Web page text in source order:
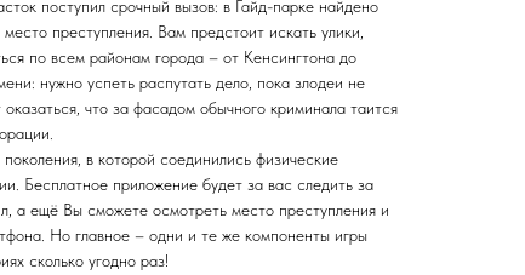
поступил срочный вызов: в Гайд-парке найдено
преступления. Вам предстоит искать улики,
по всем районам города – от Кенсингтона до
нужно успеть распутать дело, пока злодеи не
что за фасадом обычного криминала таится
в которой соединились физические
Бесплатное приложение будет за вас следить за
а ещё Вы сможете осмотреть место преступления и
Но главное – одни и те же компоненты игры
сколько угодно раз!